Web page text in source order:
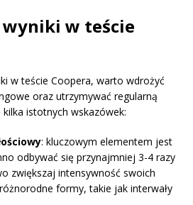
wyniki w teście
w teście Coopera, warto wdrożyć
oraz utrzymywać regularną
istotnych wskazówek:
: kluczowym elementem jest
odbywać się przynajmniej 3-4 razy
zwiększaj intensywność swoich
formy, takie jak interwały